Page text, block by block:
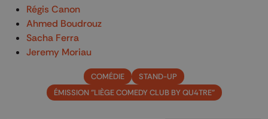
Régis Canon
Ahmed Boudrouz
Sacha Ferra
Jeremy Moriau
COMÉDIE
STAND-UP
ÉMISSION "LIÈGE COMEDY CLUB BY QU4TRE"